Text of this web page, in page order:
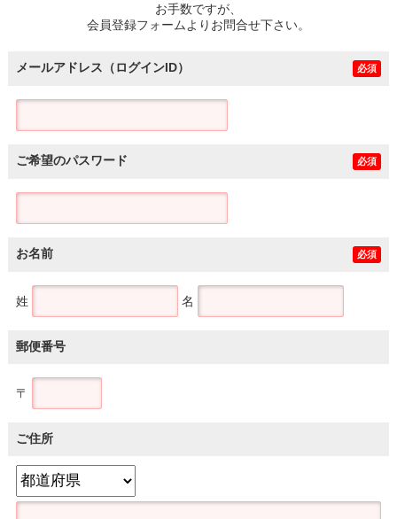
お手数ですが、
会員登録フォームよりお問合せ下さい。
メールアドレス（ログインID） 必須
ご希望のパスワード 必須
お名前 必須
姓 名
郵便番号
〒
ご住所